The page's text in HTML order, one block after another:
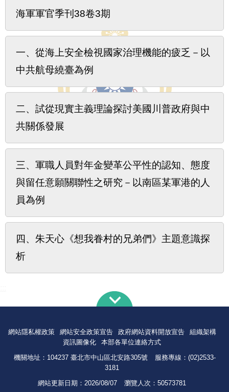
海軍軍官季刊38卷3期
一、從海上安全檢視國家治理機能的疲乏－以
中共航母繞臺為例
二、試從現實主義理論探討美國川普政府與中
共關係發展
三、軍職人員對年金變革公平性的認知、態度
與留任意願關聯性之研究－以南區某軍港的人
員為例
四、朱天心《想我眷村的兄弟們》主題意識探
析
網站隱私權政策 網站安全政策宣告 政府網站資料開放宣告
組織架構
資訊圖像化
本部各單位連絡方式
機關地址：104237 臺北市中山區北安路305號
服務專線：(02)2533-
3181
網站更新日期： 2026/08/07 瀏覽人次： 50573781